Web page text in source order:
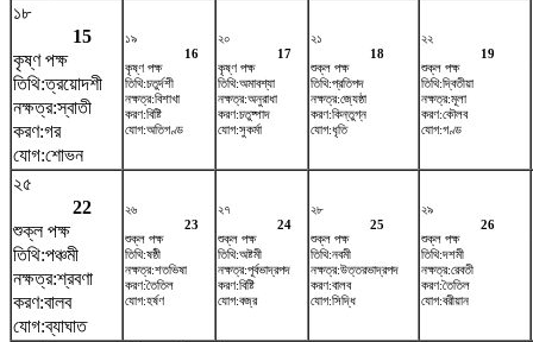
১৮
15
কৃষ্ণ পক্ষ
তিথি:ত্রয়োদশী
নক্ষত্র:স্বাতী
করণ:গর
যোগ:শোভন
১৯
16
কৃষ্ণ পক্ষ
তিথি:চতুর্দশী
নক্ষত্র:বিশাখা
করণ:বিষ্টি
যোগ:অতিগণ্ড
২০
17
কৃষ্ণ পক্ষ
তিথি:অমাবশ্যা
নক্ষত্র:অনুরাধা
করণ:চতুষ্পাদ
যোগ:সুকর্মা
২১
18
শুক্ল পক্ষ
তিথি:প্রতিপদ
নক্ষত্র:জ্যেষ্ঠা
করণ:কিন্তুগ্ন
যোগ:ধৃতি
২২
19
শুক্ল পক্ষ
তিথি:দ্বিতীয়া
নক্ষত্র:মূলা
করণ:কৌলব
যোগ:গণ্ড
২৫
22
শুক্ল পক্ষ
তিথি:পঞ্চমী
নক্ষত্র:শ্রবণা
করণ:বালব
যোগ:ব্যাঘাত
২৬
23
শুক্ল পক্ষ
তিথি:ষষ্ঠী
নক্ষত্র:শতভিষ‌া
করণ:তৈতিল
যোগ:হর্ষণ
২৭
24
শুক্ল পক্ষ
তিথি:অষ্টমী
নক্ষত্র:পূর্বভাদ্রপদ
করণ:বিষ্টি
যোগ:বজ্র
২৮
25
শুক্ল পক্ষ
তিথি:নবমী
নক্ষত্র:উত্তরভাদ্রপদ
করণ:বালব
যোগ:সিদ্ধি
২৯
26
শুক্ল পক্ষ
তিথি:দশমী
নক্ষত্র:রেবতী
করণ:তৈতিল
যোগ:বরীয়ান